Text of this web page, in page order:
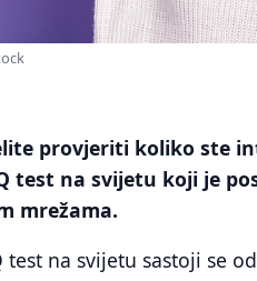
provjeriti koliko ste
test na svijetu koji je
mrežama.
test na svijetu sastoji se